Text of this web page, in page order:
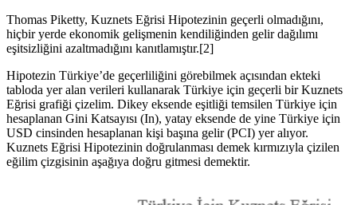
Thomas Piketty, Kuznets Eğrisi Hipotezinin geçerli olmadığını,
hiçbir yerde ekonomik gelişmenin kendiliğinden gelir dağılımı
eşitsizliğini azaltmadığını kanıtlamıştır.[2]
Hipotezin Türkiye’de geçerliliğini görebilmek açısından ekteki
tabloda yer alan verileri kullanarak Türkiye için geçerli bir Kuznets
Eğrisi grafiği çizelim. Dikey eksende eşitliği temsilen Türkiye için
hesaplanan Gini Katsayısı (In), yatay eksende de yine Türkiye için
USD cinsinden hesaplanan kişi başına gelir (PCI) yer alıyor.
Kuznets Eğrisi Hipotezinin doğrulanması demek kırmızıyla çizilen
eğilim çizgisinin aşağıya doğru gitmesi demektir.